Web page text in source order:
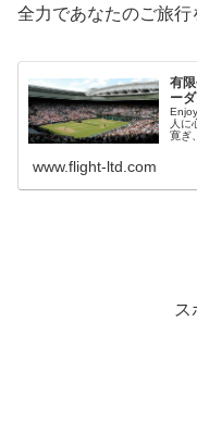
全力であなたのご旅行
有
ー
人に
寛ぎ
www.flight-ltd.com
ス